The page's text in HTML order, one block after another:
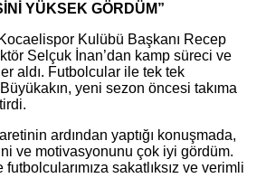
YÜKSEK GÖRDÜM”
Kulübü Başkanı Recep
Selçuk İnan’dan kamp süreci ve
aldı. Futbolcular ile tek tek
yeni sezon öncesi takıma
ardından yaptığı konuşmada,
ve motivasyonunu çok iyi gördüm.
sakatlıksız ve verimli